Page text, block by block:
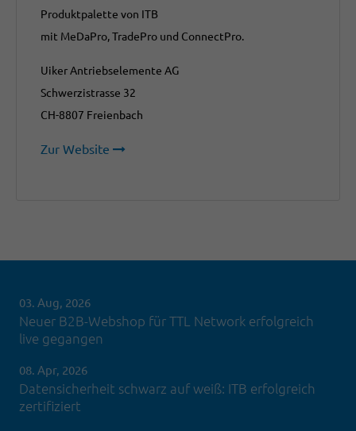
Produktpalette von ITB
mit MeDaPro, TradePro und ConnectPro.
Uiker Antriebselemente AG
Schwerzistrasse 32
CH-8807 Freienbach
Zur Website
03. Aug, 2026
Neuer B2B-Webshop für TTL Network erfolgreich
live gegangen
08. Apr, 2026
Datensicherheit schwarz auf weiß: ITB erfolgreich
zertifiziert